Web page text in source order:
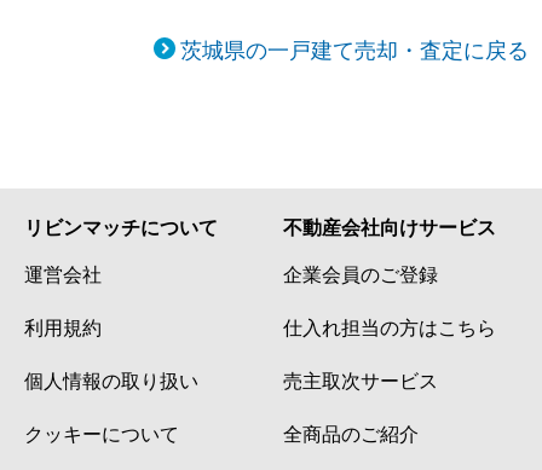
茨城県の一戸建て売却・査定に戻る
リビンマッチについて
運営会社
利用規約
個人情報の取り扱い
クッキーについて
不動産会社向けサービス
企業会員のご登録
仕入れ担当の方はこちら
売主取次サービス
全商品のご紹介